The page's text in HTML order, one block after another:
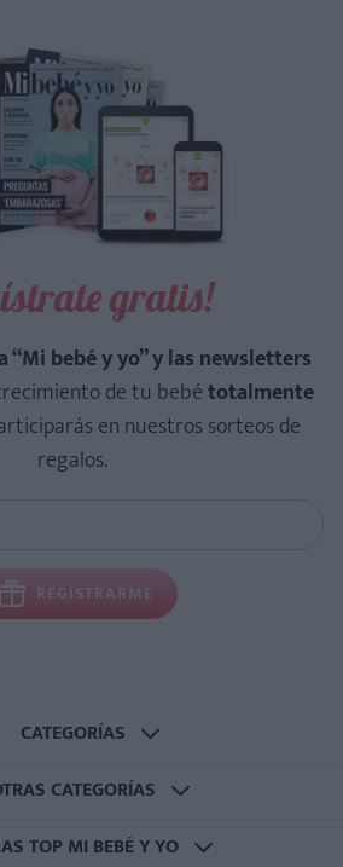
gratis!
“Mi bebé y yo” y las newsletters
de tu bebétotalmente
en nuestros sorteos de
regalos.
REGISTRARME
CATEGORÍAS
CATEGORÍAS
TOP MI BEBÉ Y YO